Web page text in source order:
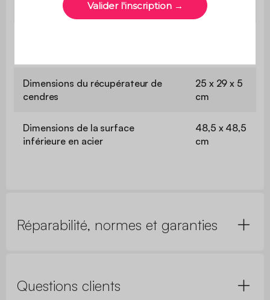
Utilisation Extérieur
Dimensions du récupérateur de
cendres
25 x 29 x 5
cm
Dimensions de la surface
inférieure en acier
48,5 x 48,5
cm
Réparabilité, normes et garanties
Questions clients